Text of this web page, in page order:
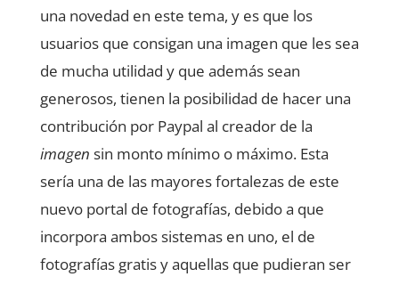
una novedad en este tema, y es que los
usuarios que consigan una imagen que les sea
de mucha utilidad y que además sean
generosos, tienen la posibilidad de hacer una
contribución por Paypal al creador de la
imagen sin monto mínimo o máximo. Esta
sería una de las mayores fortalezas de este
nuevo portal de fotografías, debido a que
incorpora ambos sistemas en uno, el de
fotografías gratis y aquellas que pudieran ser